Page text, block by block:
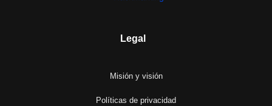
Legal
Misión y visión
Políticas de privacidad